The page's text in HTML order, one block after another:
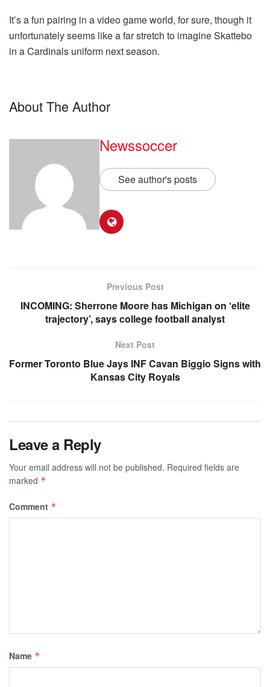
It’s a fun pairing in a video game world, for sure, though it
unfortunately seems like a far stretch to imagine Skattebo
in a Cardinals uniform next season.
About The Author
Newssoccer
See author's posts
Previous Post
INCOMING: Sherrone Moore has Michigan on ‘elite
trajectory’, says college football analyst
Next Post
Former Toronto Blue Jays INF Cavan Biggio Signs with
Kansas City Royals
Leave a Reply
Your email address will not be published. Required fields are
marked *
Comment *
Name *